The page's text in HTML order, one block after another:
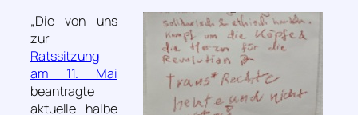
„Die von uns
zur
Ratssitzung
am 11. Mai
beantragte
aktuelle halbe